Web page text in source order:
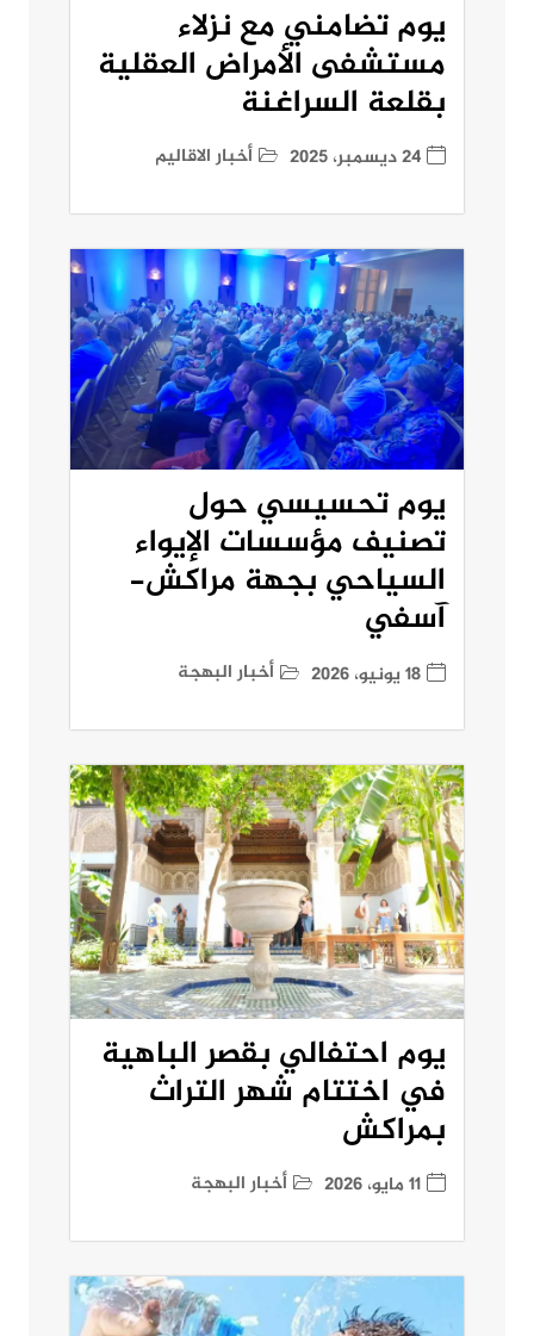
يوم تضامني مع نزلاء
مستشفى الأمراض العقلية
بقلعة السراغنة
24 ديسمبر، 2025 أخبار الاقاليم
يوم تحسيسي حول
تصنيف مؤسسات الإيواء
السياحي بجهة مراكش-
آسفي
18 يونيو، 2026 أخبار البهجة
يوم احتفالي بقصر الباهية
في اختتام شهر التراث
بمراكش
11 مايو، 2026 أخبار البهجة